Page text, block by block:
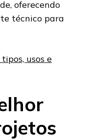
oferecendo
técnico para
usos e